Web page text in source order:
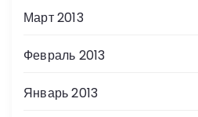
Март 2013
Февраль 2013
Январь 2013